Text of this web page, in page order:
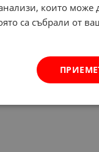
които може
са събрали от